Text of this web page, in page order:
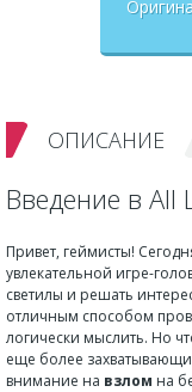
ОПИСАНИЕ
Введение в All
Привет, геймисты!
увлекательной игре-
светилы и решать
отличным способом
логически мыслить. Но
еще более
внимание на взлом на